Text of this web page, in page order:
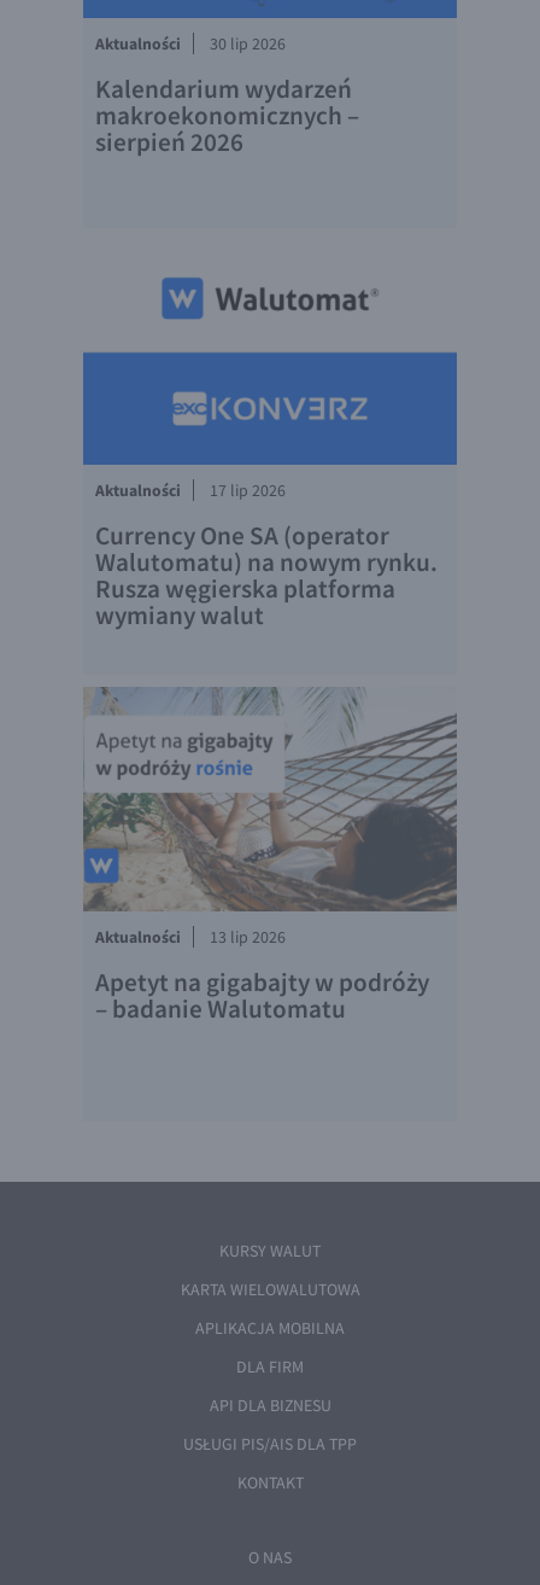
EUR/USD
EUR/GBP
EUR/CHF
EUR/CZK
EUR/BGN
EUR/ILS
EUR/JPY
EUR/NZD
EUR/SGD
EUR/TRY
EUR/ZAR
GBP/USD
USD/CHF
GBP/CHF
Aktualności 30 lip 2026
Kalendarium wydarzeń
makroekonomicznych –
sierpień 2026
Aktualności 17 lip 2026
Currency One SA (operator
Walutomatu) na nowym rynku.
Rusza węgierska platforma
wymiany walut
Aktualności 13 lip 2026
Apetyt na gigabajty w podróży
– badanie Walutomatu
KURSY WALUT
KARTA WIELOWALUTOWA
APLIKACJA MOBILNA
DLA FIRM
API DLA BIZNESU
USŁUGI PIS/AIS DLA TPP
KONTAKT
O NAS